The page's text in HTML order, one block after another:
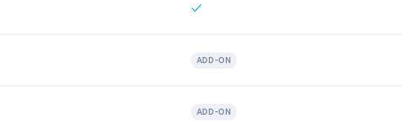
ADD-ON
ADD-ON